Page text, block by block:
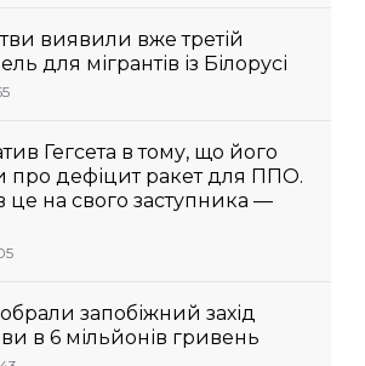
виявили вже третій
для мігрантів із Білорусі
Гегсета в тому, що його
про дефіцит ракет для ППО.
це на свого заступника —
запобіжний захід
в 6 мільйонів гривень